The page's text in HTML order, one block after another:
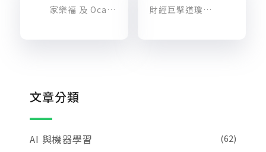
家樂福 及 Ocado 零售商如何利用 Google Cloud 優化客戶體驗
財經巨擘道瓊結合 GCP 分析 13 億則新聞數據，即時視覺化揭露重大事件對產業的潛在影響
文章分類
AI 與機器學習 (62)